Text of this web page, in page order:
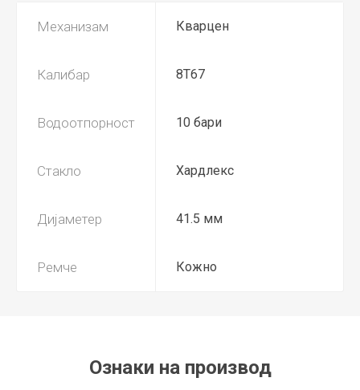
Механизам Кварцен
Калибар 8T67
Водоотпорност 10 бари
Стакло Хардлекс
Дијаметер 41.5 мм
Ремче Кожно
Ознаки на производ